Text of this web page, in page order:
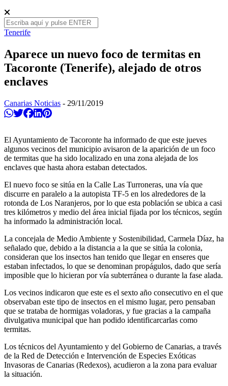
Tenerife
Aparece un nuevo foco de termitas en
Tacoronte (Tenerife), alejado de otros
enclaves
Canarias Noticias - 29/11/2019
Compartir en Whatsapp
Twittear
Compartir en Facebook
Compartir en Linkedin
Compartir en Pinterest
El Ayuntamiento de Tacoronte ha informado de que este jueves
algunos vecinos del municipio avisaron de la aparición de un foco
de termitas que ha sido localizado en una zona alejada de los
enclaves que hasta ahora estaban detectados.
El nuevo foco se sitúa en la Calle Las Turroneras, una vía que
discurre en paralelo a la autopista TF-5 en los alrededores de la
rotonda de Los Naranjeros, por lo que esta población se ubica a casi
tres kilómetros y medio del área inicial fijada por los técnicos, según
ha informado la administración local.
La concejala de Medio Ambiente y Sostenibilidad, Carmela Díaz, ha
señalado que, debido a la distancia a la que se sitúa la colonia,
consideran que los insectos han tenido que llegar en enseres que
estaban infectados, lo que se denominan propágulos, dado que sería
imposible que lo hicieran por vía subterránea o durante la fase alada.
Los vecinos indicaron que este es el sexto año consecutivo en el que
observaban este tipo de insectos en el mismo lugar, pero pensaban
que se trataba de hormigas voladoras, y fue gracias a la campaña
divulgativa municipal que han podido identificarcarlas como
termitas.
Los técnicos del Ayuntamiento y del Gobierno de Canarias, a través
de la Red de Detección e Intervención de Especies Exóticas
Invasoras de Canarias (Redexos), acudieron a la zona para evaluar
la situación.